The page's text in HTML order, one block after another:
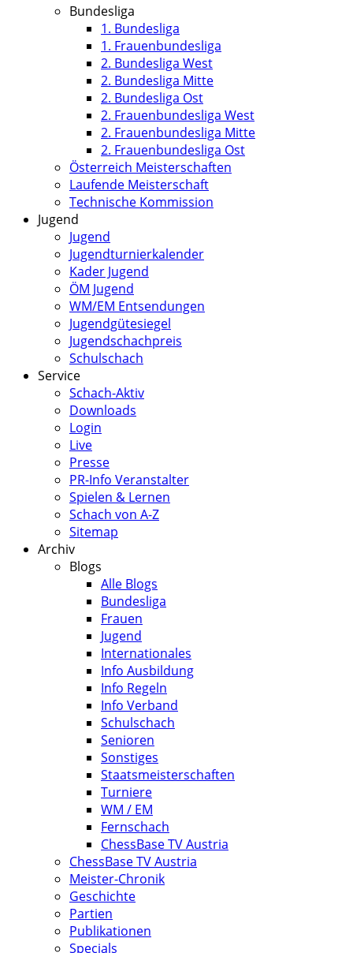
Bundesliga
1. Bundesliga
1. Frauenbundesliga
2. Bundesliga West
2. Bundesliga Mitte
2. Bundesliga Ost
2. Frauenbundesliga West
2. Frauenbundesliga Mitte
2. Frauenbundesliga Ost
Österreich Meisterschaften
Laufende Meisterschaft
Technische Kommission
Jugend
Jugend
Jugendturnierkalender
Kader Jugend
ÖM Jugend
WM/EM Entsendungen
Jugendgütesiegel
Jugendschachpreis
Schulschach
Service
Schach-Aktiv
Downloads
Login
Live
Presse
PR-Info Veranstalter
Spielen & Lernen
Schach von A-Z
Sitemap
Archiv
Blogs
Alle Blogs
Bundesliga
Frauen
Jugend
Internationales
Info Ausbildung
Info Regeln
Info Verband
Schulschach
Senioren
Sonstiges
Staatsmeisterschaften
Turniere
WM / EM
Fernschach
ChessBase TV Austria
ChessBase TV Austria
Meister-Chronik
Geschichte
Partien
Publikationen
Specials